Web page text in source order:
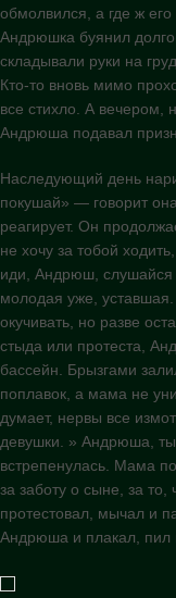
обмолвился, а где ж
Андрюшка буянил
складывали руки на
Кто-то вновь мимо
все стихло. А вечером,
Андрюша подавал
Наследующий день
покушай» — говорит
реагирует. Он
не хочу за тобой
иди, Андрюш,
молодая уже,
окучивать, но разве
стыда или протеста,
бассейн. Брызгами
поплавок, а мама не
думает, нервы все
девушки. » Андрюша,
встрепенулась. Мама
за заботу о сыне, за
протестовал, мычал и
Андрюша и плакал, пил